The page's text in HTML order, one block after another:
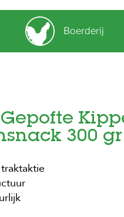
Boerderij
Gepofte
300 gr